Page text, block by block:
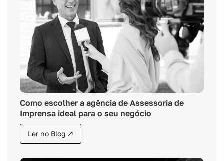
Como escolher a agência de Assessoria de
Imprensa ideal para o seu negócio
Ler no Blog ↗